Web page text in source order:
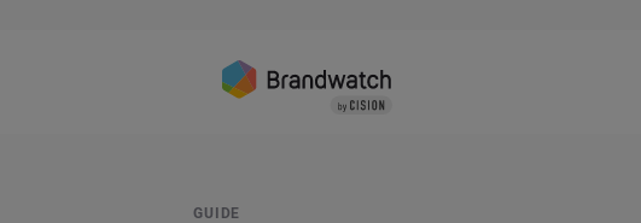
GUIDE